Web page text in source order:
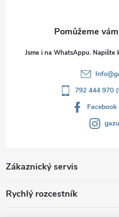
Jsme i na WhatsAppu. Napište
Info@
792 444 970
Facebook
Zákaznický servis
Rychlý rozcestník